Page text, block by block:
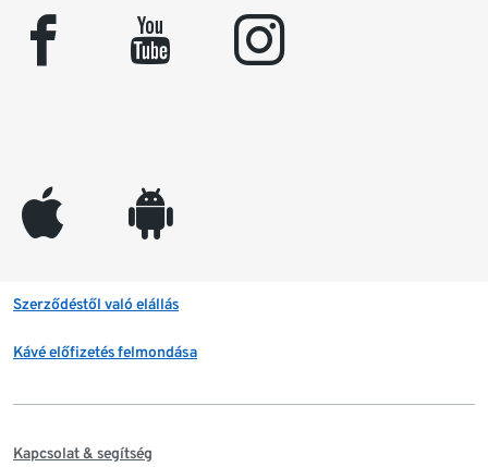
facebook youtube instagram
appleinc android
Szerződéstől való elállás
Kávé előfizetés felmondása
Kapcsolat & segítség